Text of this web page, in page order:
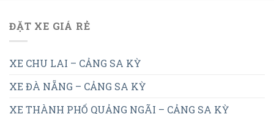
ĐẶT XE GIÁ RẺ
XE CHU LAI – CẢNG SA KỲ
XE ĐÀ NẴNG – CẢNG SA KỲ
XE THÀNH PHỐ QUẢNG NGÃI – CẢNG SA KỲ